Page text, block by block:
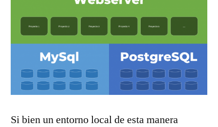
Si bien un entorno local de esta manera